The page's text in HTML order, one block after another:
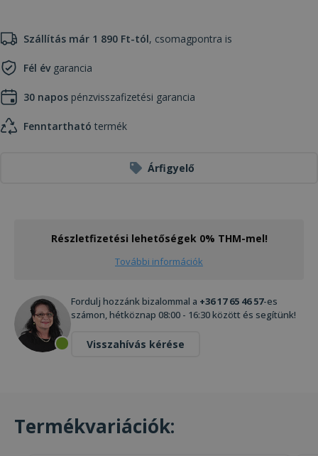
Szállítás már 1 890 Ft-tól, csomagpontra is
Fél évgarancia
30 napos pénzvisszafizetési garancia
Fenntartható termék
Árfigyelő
Részletfizetési lehetőségek 0% THM-mel!
További információk
Fordulj hozzánk bizalommal a +36 17 65 46 57-es
számon, hétköznap 08:00 - 16:30 között és segítünk!
Visszahívás kérése
Termékvariációk: